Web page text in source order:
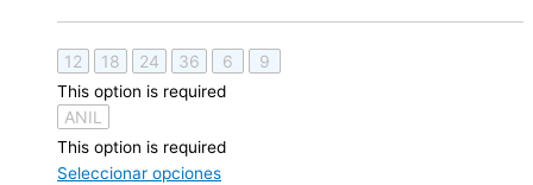
12 18 24 36 6 9
This option is required
ANIL
This option is required
Seleccionar opciones